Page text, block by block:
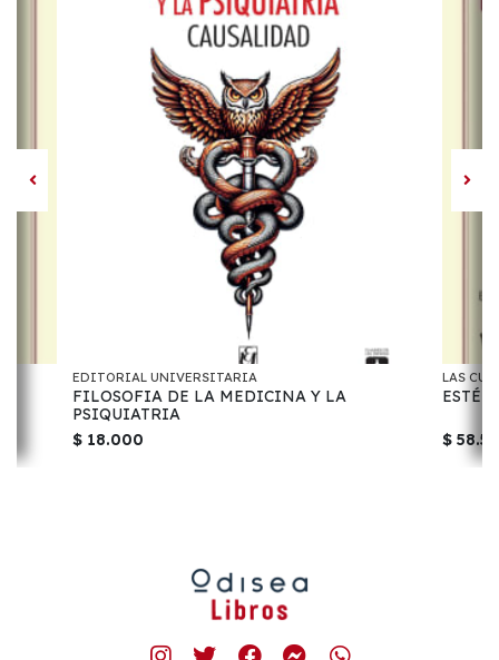
EDITORIAL UNIVERSITARIA
FILOSOFIA DE LA MEDICINA Y LA
PSIQUIATRIA
$ 18.000
LAS
$